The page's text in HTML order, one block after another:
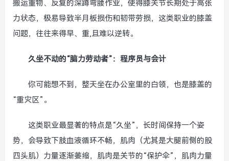
搬运重物、反复的深蹲弯腰作业，使得膝关节长期处于高张
力状态，极易导致半月板损伤和韧带劳损，这类职业的膝盖
问题，往往来得早、重,且难以逆转。
久坐不动的“脑力劳动者”：程序员与会计
你可能想不到，整天坐在办公室里的白领，也是膝盖的
“重灾区”。
这类职业最显著的特点是“久坐”，长时间保持一个姿
势，会导致下肢血液循环不畅，肌肉（尤其是大腿前侧的股
四头肌）力量逐渐萎缩，肌肉是关节的“保护伞”，肌肉力量